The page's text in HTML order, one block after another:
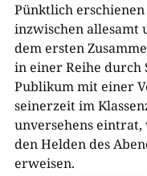
Pünktlich
inzwischen allesamt
dem ersten
in einer Reihe durch
Publikum mit einer
seinerzeit im
unversehens eintrat,
den Helden des
erweisen.